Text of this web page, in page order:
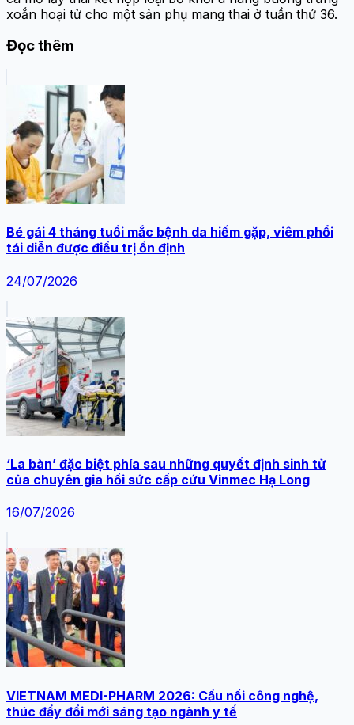
xoắn hoại tử cho một sản phụ mang thai ở tuần thứ 36.
Đọc thêm
Bé gái 4 tháng tuổi mắc bệnh da hiếm gặp, viêm phổi
tái diễn được điều trị ổn định
24/07/2026
‘La bàn’ đặc biệt phía sau những quyết định sinh tử
của chuyên gia hồi sức cấp cứu Vinmec Hạ Long
16/07/2026
VIETNAM MEDI-PHARM 2026: Cầu nối công nghệ,
thúc đẩy đổi mới sáng tạo ngành y tế